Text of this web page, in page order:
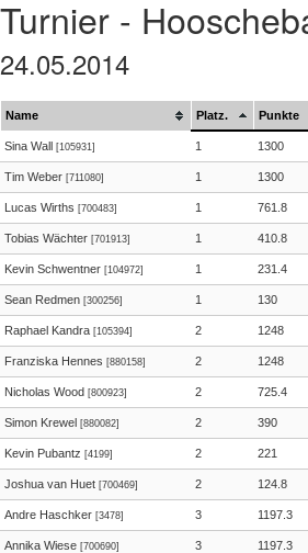
Turnier -
24.05.2014
Name Platz. Punkte
Sina Wall [105931] 1 1300
Tim Weber [711080] 1 1300
Lucas Wirths [700483] 1 761.8
Tobias Wächter [701913] 1 410.8
Kevin Schwentner [104972] 1 231.4
Sean Redmen [300256] 1 130
Raphael Kandra [105394] 2 1248
Franziska Hennes [880158] 2 1248
Nicholas Wood [800923] 2 725.4
Simon Krewel [880082] 2 390
Kevin Pubantz [4199] 2 221
Joshua van Huet [700469] 2 124.8
Andre Haschker [3478] 3 1197.3
Annika Wiese [700690] 3 1197.3